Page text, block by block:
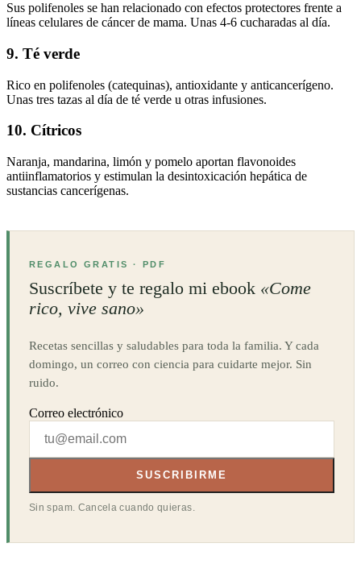
Sus polifenoles se han relacionado con efectos protectores frente a
líneas celulares de cáncer de mama. Unas 4-6 cucharadas al día.
9. Té verde
Rico en polifenoles (catequinas), antioxidante y anticancerígeno.
Unas tres tazas al día de té verde u otras infusiones.
10. Cítricos
Naranja, mandarina, limón y pomelo aportan flavonoides
antiinflamatorios y estimulan la desintoxicación hepática de
sustancias cancerígenas.
REGALO GRATIS · PDF
Suscríbete y te regalo mi ebook «Come
rico, vive sano»
Recetas sencillas y saludables para toda la familia. Y cada
domingo, un correo con ciencia para cuidarte mejor. Sin
ruido.
Correo electrónico
SUSCRIBIRME
Sin spam. Cancela cuando quieras.